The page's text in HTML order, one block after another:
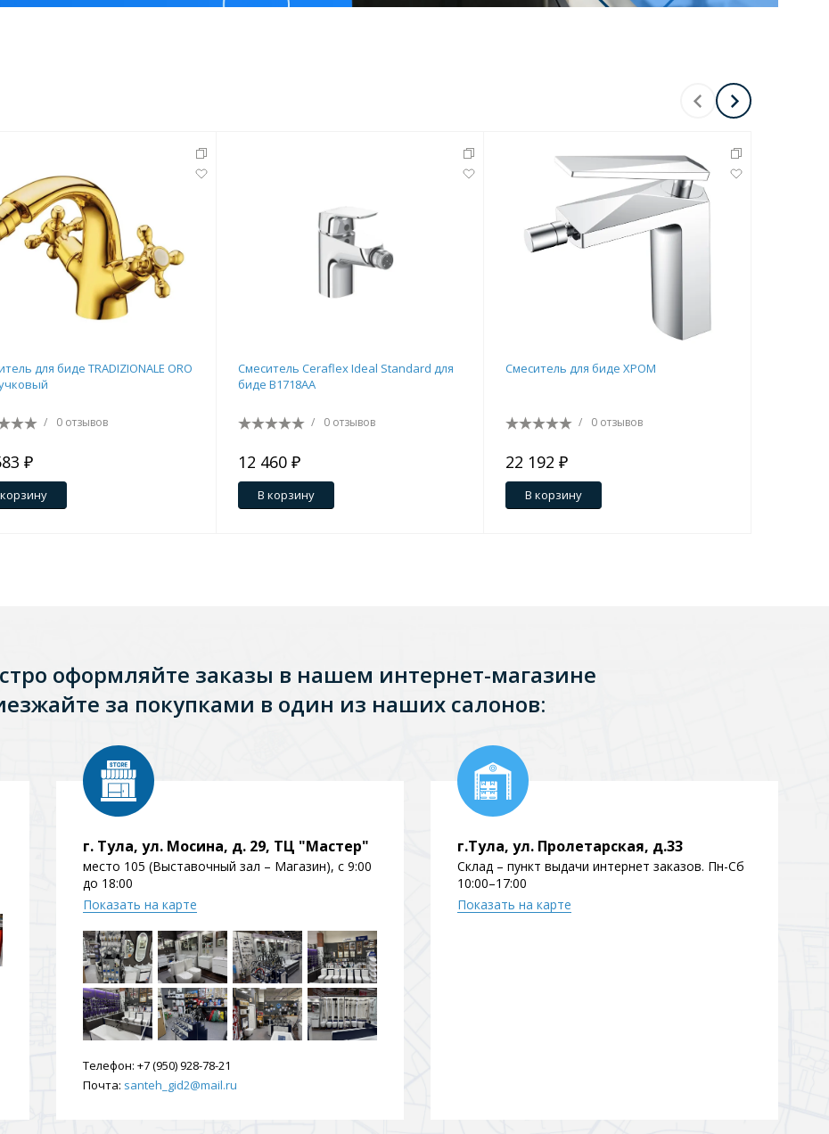
для биде TRADIZIONALE ORO
/ 0 отзывов
₽
Смеситель Ceraflex Ideal Standard для
биде B1718AA
/ 0 отзывов
12 460 ₽
В корзину
Смеситель для биде ХРОМ
/ 0 отзывов
22 192 ₽
В корзину
оформляйте заказы в нашем интернет-магазине
за покупками в один из наших салонов:
г. Тула, ул. Мосина, д. 29, ТЦ "Мастер"
место 105 (Выставочный зал – Магазин), с 9:00
до 18:00
Показать на карте
Телефон: +7 (950) 928-78-21
Почта: santeh_gid2@mail.ru
г.Тула, ул. Пролетарская, д.33
Склад – пункт выдачи интернет заказов. Пн-Сб
10:00–17:00
Показать на карте